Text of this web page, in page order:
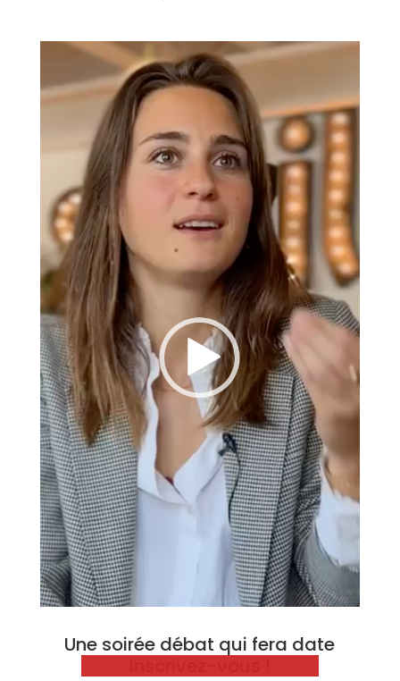
Une soirée débat qui fera date